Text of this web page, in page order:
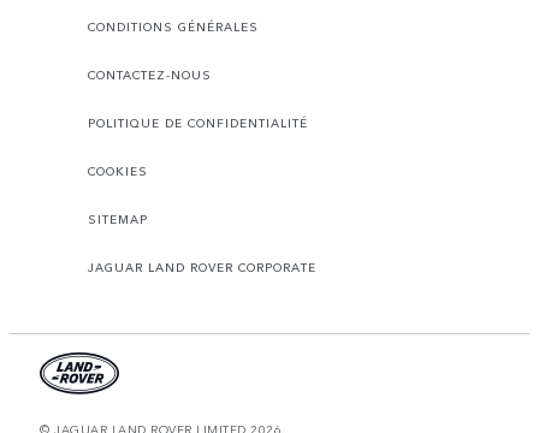
CONDITIONS GÉNÉRALES
CONTACTEZ-NOUS
POLITIQUE DE CONFIDENTIALITÉ
COOKIES
SITEMAP
JAGUAR LAND ROVER CORPORATE